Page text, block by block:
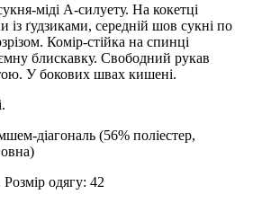
міді А-силуету. На кокетці
із ґудзиками, середній шов сукні по
Комір-стійка на спинці
блискавку. Свободний рукав
У бокових швах кишені.
діагональ (56% поліестер,
одягу: 42